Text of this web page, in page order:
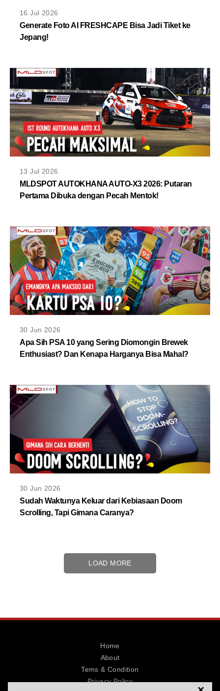
16 Jul 2026
Generate Foto AI FRESHCAPE Bisa Jadi Tiket ke
Jepang!
13 Jul 2026
MLDSPOT AUTOKHANA AUTO-X3 2026: Putaran
Pertama Dibuka dengan Pecah Mentok!
30 Jun 2026
Apa Sih PSA 10 yang Sering Diomongin Brewek
Enthusiast? Dan Kenapa Harganya Bisa Mahal?
30 Jun 2026
Sudah Waktunya Keluar dari Kebiasaan Doom
Scrolling, Tapi Gimana Caranya?
LOAD MORE
Home
About
Tems & Condition
Privacy Policy